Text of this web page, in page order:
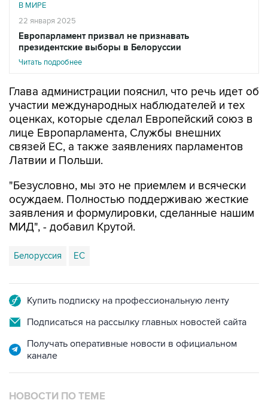
В МИРЕ
22 января 2025
Европарламент призвал не признавать
президентские выборы в Белоруссии
Читать подробнее
Глава администрации пояснил, что речь идет об
участии международных наблюдателей и тех
оценках, которые сделал Европейский союз в
лице Европарламента, Службы внешних
связей ЕС, а также заявлениях парламентов
Латвии и Польши.
"Безусловно, мы это не приемлем и всячески
осуждаем. Полностью поддерживаю жесткие
заявления и формулировки, сделанные нашим
МИД", - добавил Крутой.
Белоруссия ЕС
Купить подписку на профессиональную ленту
Подписаться на рассылку главных новостей сайта
Получать оперативные новости в официальном
канале
НОВОСТИ ПО ТЕМЕ